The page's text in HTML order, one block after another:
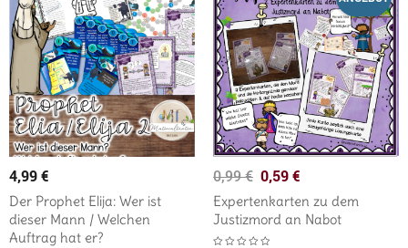
4,99€
Der Prophet Elija: Wer ist
dieser Mann / Welchen
Auftrag hat er?
0,99€ 0,59€
Expertenkarten zu dem
Justizmord an Nabot